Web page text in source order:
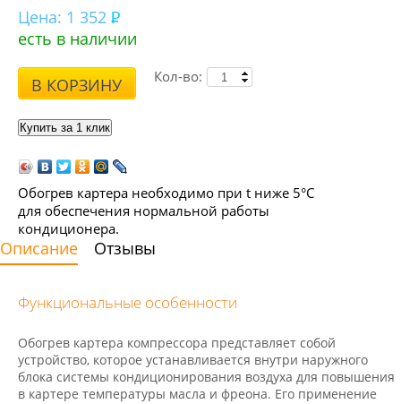
Цена: 1 352
есть в наличии
В КОРЗИНУ Кол-во:
Обогрев картера необходимо при t ниже 5°С
для обеспечения нормальной работы
кондиционера.
Описание Отзывы
Функциональные особенности
Обогрев картера компрессора представляет собой
устройство, которое устанавливается внутри наружного
блока системы кондиционирования воздуха для повышения
в картере температуры масла и фреона. Его применение